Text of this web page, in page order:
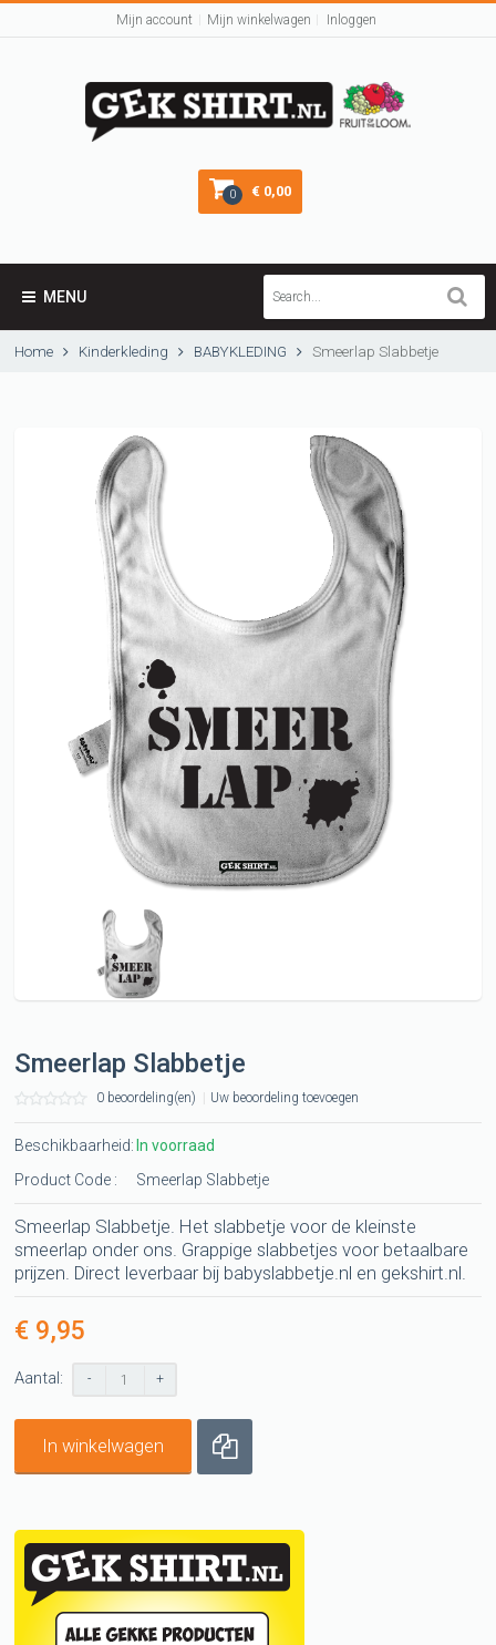
Mijn account Mijn winkelwagen Inloggen
0 € 0,00
MENU
Home Kinderkleding BABYKLEDING Smeerlap Slabbetje
Smeerlap Slabbetje
0 beoordeling(en) Uw beoordeling toevoegen
Beschikbaarheid: In voorraad
Product Code :
Smeerlap Slabbetje
Smeerlap Slabbetje. Het slabbetje voor de kleinste
smeerlap onder ons. Grappige slabbetjes voor betaalbare
prijzen. Direct leverbaar bij babyslabbetje.nl en gekshirt.nl.
€ 9,95
Aantal: - +
In winkelwagen